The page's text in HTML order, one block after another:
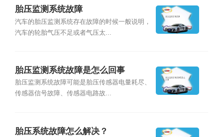
胎压监测系统故障
汽车的胎压监测系统存在故障的时候一般说明，
汽车的轮胎气压不足或者气压太...
胎压监测系统故障是怎么回事
胎压监测系统故障可能是胎压传感器电量耗尽、
传感器信号故障、传感器电路故...
胎压系统故障怎么解决？